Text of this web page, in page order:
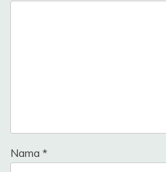
Nama *